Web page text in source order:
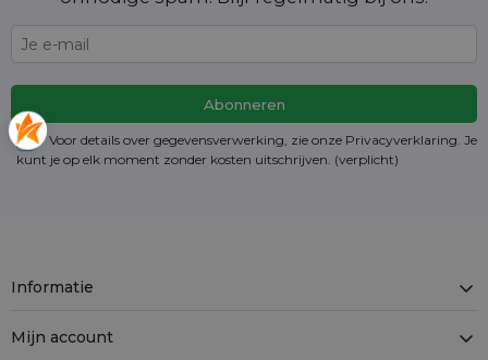
Voor details over gegevensverwerking, zie onze Privacyverklaring. Je
kunt je op elk moment zonder kosten uitschrijven . (verplicht)
Informatie
Mijn account